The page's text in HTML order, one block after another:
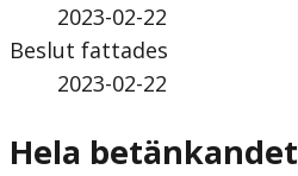
2023-02-22
Beslut fattades
2023-02-22
Hela betänkandet